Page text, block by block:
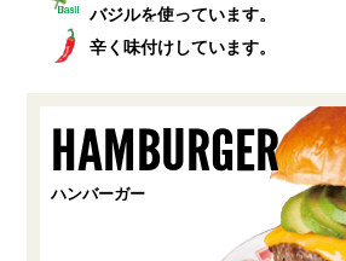
バジルを使っています。
辛く味付けしています。
HAMBURGER
ハンバーガー